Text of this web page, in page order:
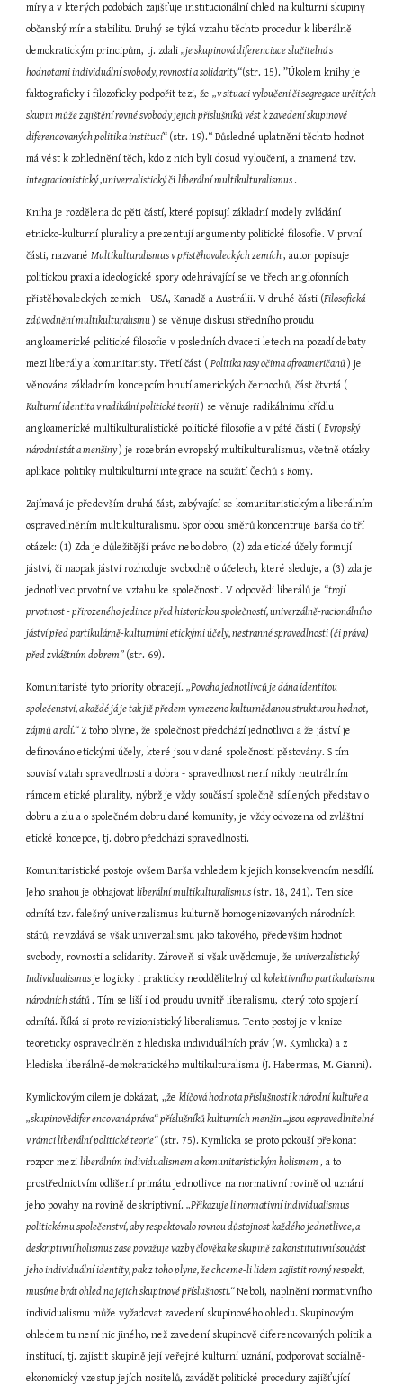
míry a v kterých podobách zajišťuje institucionální ohled na kulturní skupiny
občanský mír a stabilitu. Druhý se týká vztahu těchto procedur k liberálně
demokratickým principům, tj. zdali „je skupinová diferenciace slučitelná s
hodnotami individuální svobody, rovnosti a solidarity“(str. 15). ”Úkolem knihy je
faktograficky i filozoficky podpořit tezi, že „v situaci vyloučení či segregace určitých
skupin může zajištění rovné svobody jejich příslušníků vést k zavedení skupinové
diferencovaných politik a institucí“ (str. 19).“ Důsledné uplatnění těchto hodnot
integracionistický ,univerzalistický či liberální multikulturalismus .
Kniha je rozdělena do pěti částí, které popisují základní modely zvládání
etnicko-kulturní plurality a prezentují argumenty politické filosofie. V první
části, nazvané Multikulturalismus v přistěhovaleckých zemích , autor popisuje
politickou praxi a ideologické spory odehrávající se ve třech anglofonních
přistěhovaleckých zemích - USA, Kanadě a Austrálii. V druhé části (Filosofická
zdůvodnění multikulturalismu ) se věnuje diskusi středního proudu
angloamerické politické filosofie v posledních dvaceti letech na pozadí debaty
mezi liberály a komunitaristy. Třetí část ( Politika rasy očima afroameričanů ) je
Kulturní identita v radikální politické teorii ) se věnuje radikálnímu křídlu
angloamerické multikulturalistické politické filosofie a v páté části ( Evropský
národní stát a menšiny ) je rozebrán evropský multikulturalismus, včetně otázky
aplikace politiky multikulturní integrace na soužití Čechů s Romy.
Zajímavá je především druhá část, zabývající se komunitaristickým a liberálním
ospravedlněním multikulturalismu. Spor obou směrů koncentruje Barša do tří
otázek: (1) Zda je důležitější právo nebo dobro, (2) zda etické účely formují
jáství, či naopak jáství rozhoduje svobodně o účelech, které sleduje, a (3) zda je
jednotlivec prvotní ve vztahu ke společnosti. V odpovědi liberálů je “trojí
prvotnost - přirozeného jedince před historickou společností, univerzálně-racionálního
jáství před partikulárně-kulturními etickými účely, nestranné spravedlnosti (či práva)
před zvláštním dobrem” (str. 69).
Komunitaristé tyto priority obracejí. „Povaha jednotlivců je dána identitou
společenství, a každé já je tak již předem vymezeno kulturnědanou strukturou hodnot,
zájmů a rolí.“ Z toho plyne, že společnost předchází jednotlivci a že jáství je
definováno etickými účely, které jsou v dané společnosti pěstovány. S tím
souvisí vztah spravedlnosti a dobra - spravedlnost není nikdy neutrálním
rámcem etické plurality, nýbrž je vždy součástí společně sdílených představ o
dobru a zlu a o společném dobru dané komunity, je vždy odvozena od zvláštní
etické koncepce, tj. dobro předchází spravedlnosti.
Komunitaristické postoje ovšem Barša vzhledem k jejich konsekvencím nesdílí.
Jeho snahou je obhajovat liberální multikulturalismus (str. 18, 241). Ten sice
odmítá tzv. falešný univerzalismus kulturně homogenizovaných národních
států, nevzdává se však univerzalismu jako takového, především hodnot
svobody, rovnosti a solidarity. Zároveň si však uvědomuje, že univerzalistický
Individualismus je logicky i prakticky neoddělitelný od kolektivního partikularismu
národních států . Tím se liší i od proudu uvnitř liberalismu, který toto spojení
odmítá. Říká si proto revizionistický liberalismus. Tento postoj je v knize
teoreticky ospravedlněn z hlediska individuálních práv (W. Kymlicka) a z
hlediska liberálně-demokratického multikulturalismu (J. Habermas, M. Gianni).
Kymlickovým cílem je dokázat, „že klíčová hodnota příslušnosti k národní kultuře a
„skupinovědifer encovaná práva“ příslušníků kulturních menšin ...jsou ospravedlnitelné
v rámci liberální politické teorie“ (str. 75). Kymlicka se proto pokouší překonat
rozpor mezi liberálním individualismem a komunitaristickým holismem , a to
prostřednictvím odlišení primátu jednotlivce na normativní rovině od uznání
jeho povahy na rovině deskriptivní. „Přikazuje li normativní individualismus
politickému společenství, aby respektovalo rovnou důstojnost každého jednotlivce, a
deskriptivní holismus zase považuje vazby člověka ke skupině za konstitutivní součást
jeho individuální identity, pak z toho plyne, že chceme-li lidem zajistit rovný respekt,
musíme brát ohled na jejich skupinové příslušnosti.“ Neboli, naplnění normativního
individualismu může vyžadovat zavedení skupinového ohledu. Skupinovým
ohledem tu není nic jiného, než zavedení skupinově diferencovaných politik a
institucí, tj. zajistit skupině její veřejné kulturní uznání, podporovat sociálně-
ekonomický vzestup jejích nositelů, zavádět politické procedury zajišťující